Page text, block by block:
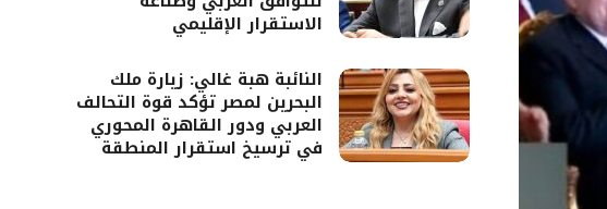
الاستقرار الإقليمي
النائبة هبة غالي: زيارة ملك
البحرين لمصر تؤكد قوة التحالف
العربي ودور القاهرة المحوري
في ترسيخ استقرار المنطقة